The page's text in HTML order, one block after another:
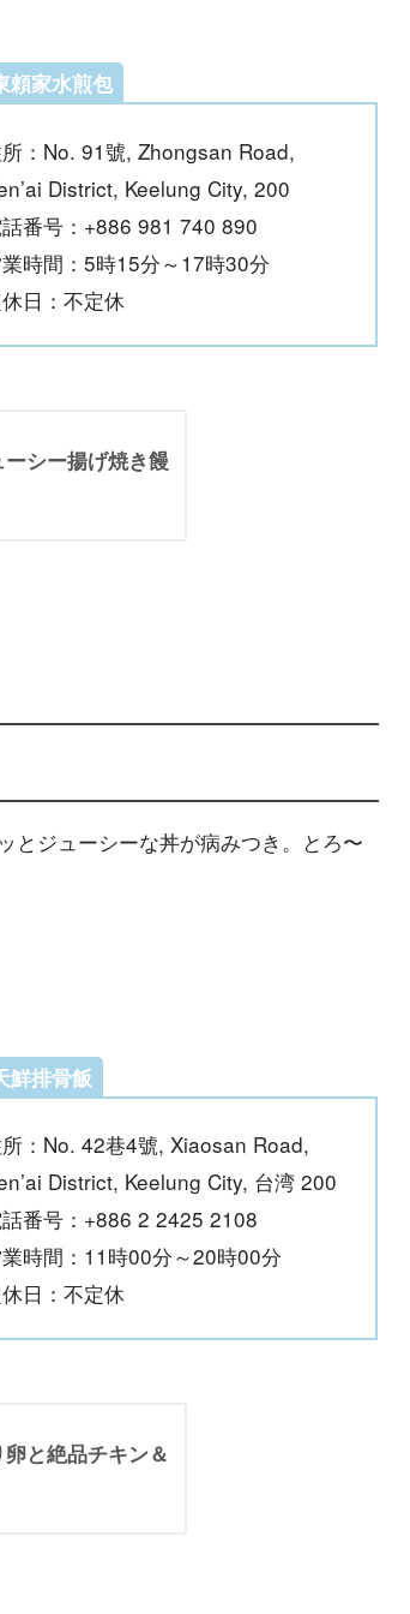
頼家水煎包
：No. 91號, Zhongsan Road,
District, Keelung City, 200
番号：+886 981 740 890
時間：5時15分～17時30分
日：不定休
シー揚げ焼き饅
とジューシーな丼が病みつき。とろ〜
鮮排骨飯
：No. 42巷4號, Xiaosan Road,
District, Keelung City, 台湾 200
番号：+886 2 2425 2108
時間：11時00分～20時00分
日：不定休
と絶品チキン＆